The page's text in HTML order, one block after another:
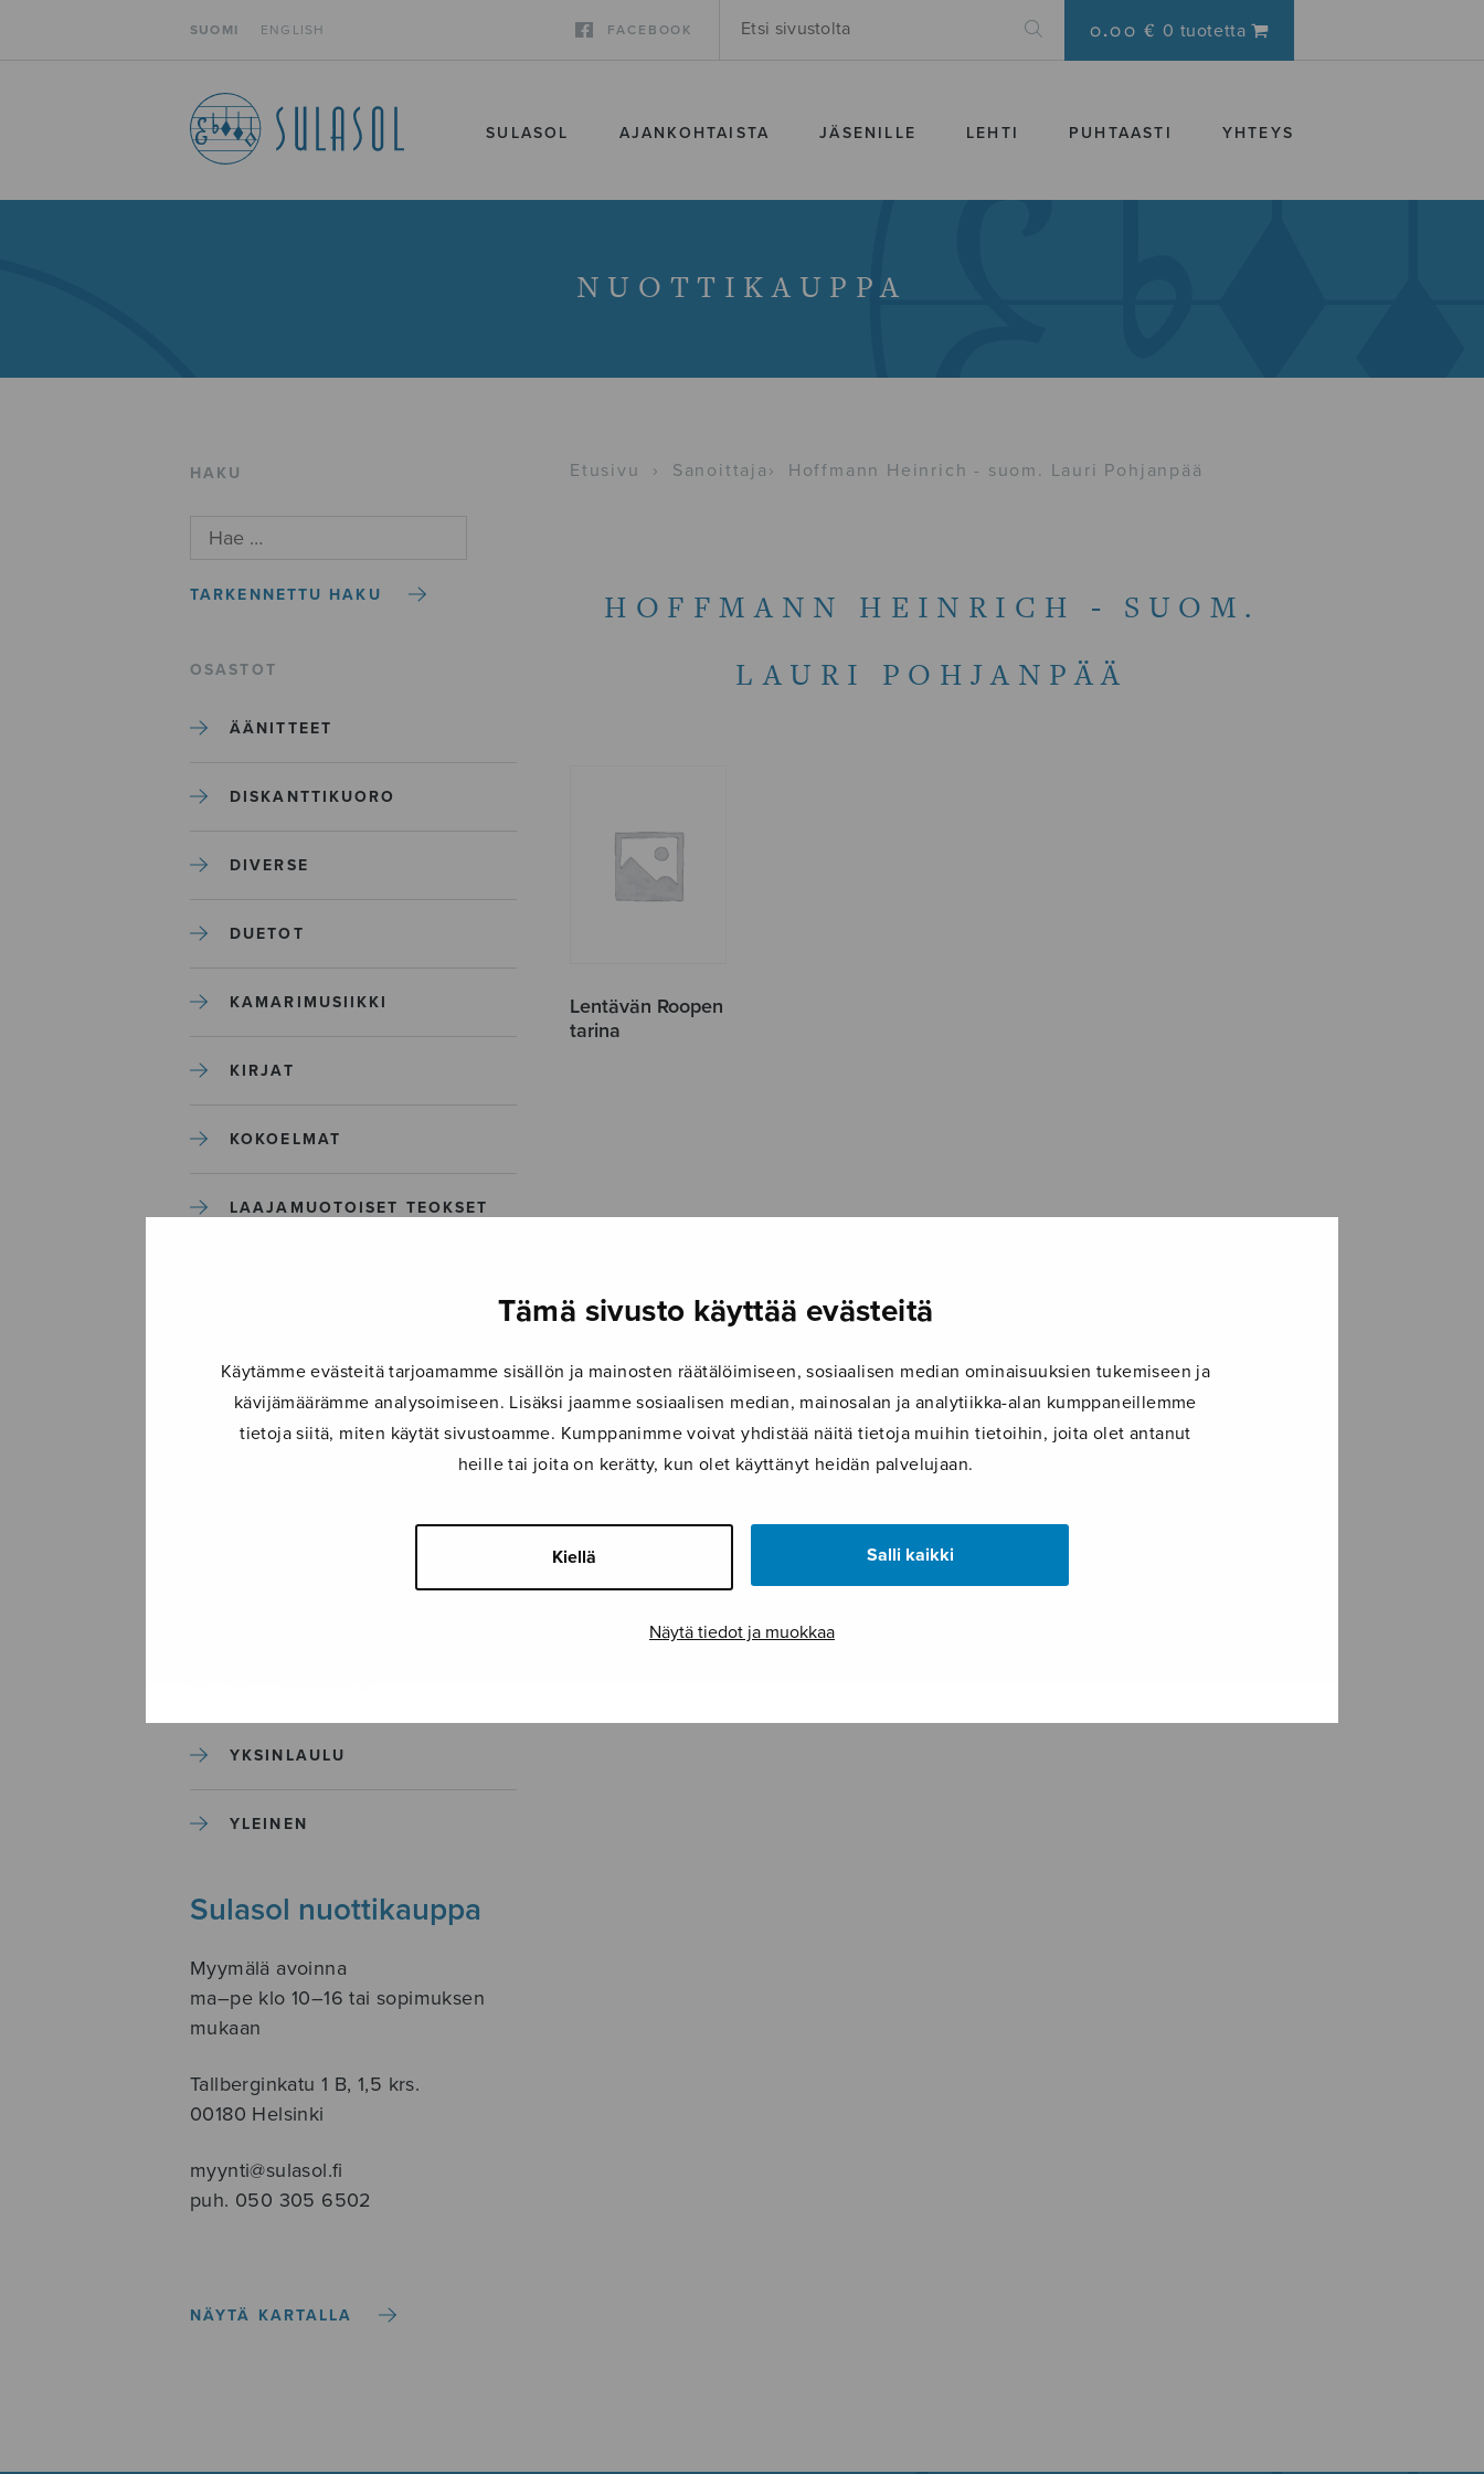
Tämä sivusto käyttää evästeitä
Käytämme evästeitä tarjoamamme sisällön ja mainosten räätälöimiseen, sosiaalisen median ominaisuuksien tukemiseen ja
kävijämäärämme analysoimiseen. Lisäksi jaamme sosiaalisen median, mainosalan ja analytiikka-alan kumppaneillemme
tietoja siitä, miten käytät sivustoamme. Kumppanimme voivat yhdistää näitä tietoja muihin tietoihin, joita olet antanut
heille tai joita on kerätty, kun olet käyttänyt heidän palvelujaan.
Kiellä Salli kaikki
Näytä tiedot ja muokkaa
SUOMI ENGLISH FACEBOOK 0.00 € 0 tuotetta
SULASOL AJANKOHTAISTA JÄSENILLE LEHTI PUHTAASTI YHTEYS
NUOTTIKAUPPA
HAKU
TARKENNETTU HAKU
OSASTOT
ÄÄNITTEET
DISKANTTIKUORO
DIVERSE
DUETOT
KAMARIMUSIIKKI
KIRJAT
KOKOELMAT
LAAJAMUOTOISET TEOKSET
MUUT
YKSINLAULU
YLEINEN
Sulasol nuottikauppa
Myymälä avoinna
ma–pe klo 10–16 tai sopimuksen
mukaan
Tallberginkatu 1 B, 1,5 krs.
00180 Helsinki
myynti@sulasol.fi
puh. 050 305 6502
NÄYTÄ KARTALLA
Etusivu › Sanoittaja › Hoffmann Heinrich - suom. Lauri Pohjanpää
HOFFMANN HEINRICH - SUOM.
LAURI POHJANPÄÄ
Lentävän Roopen
tarina